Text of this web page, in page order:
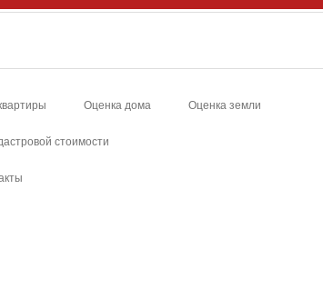
Оценка дома Оценка земли
стоимости